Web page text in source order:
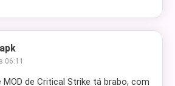
06:11
MOD de Critical Strike tá brabo, com